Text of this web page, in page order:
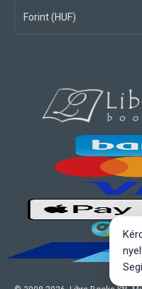
Forint (HUF)